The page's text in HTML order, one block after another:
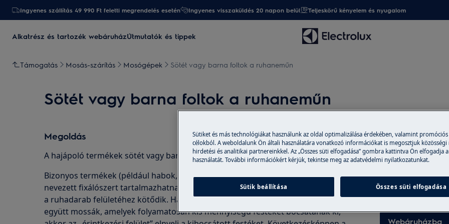
Ingyenes szállítás 49 990 Ft feletti megrendelés esetén Ingyenes visszaküldés 20 napon belül Teljeskörű kényelem és nyugalom
Alkatrész és tartozék webáruházÚtmutatók és tippek
Támogatás Mosás-szárítás Mosógépek Sötét vagy barna foltok a ruhaneműn
Sötét vagy barna foltok a ruhaneműn
Megoldás
A hajápoló termékek sötét vagy barna foltokat okozhatnak a ruházaton
Bizonyos termékek (például habok, samponok) polikvaternium kopolimernek
nevezett fixálószert tartalmazhatnak. Amikor a termék ruhával érintkezik, akkor az
a ruhadarab felületéhez kötődik. Ha a ruhaneműket olyan sötétebb textíliákkal
együtt mossák, amelyek folyamatosan kis mennyiségű festéket bocsátanak ki,
Alkatrészek és
A webáruházban
tartozékokat
házhoz is
Webáruházba
Sütiket és más technológiákat használunk az oldal optimalizálása érdekében, valamint
célokból. A weboldalunk Ön általi használatára vonatkozó információkat is megosztjuk közösségi
hirdetési és analitikai partnereinkkel. Az „Összes süti elfogadása” gombra kattintva Ön elfogadja
használatát. További információkért kérjük, tekintse meg az adatvédelmi nyilatkozatunkat.
Sütik beállítása Összes süti elfogadása